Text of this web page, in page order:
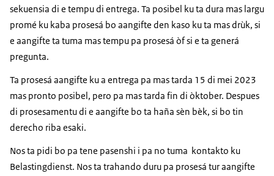
sekuensia di e tempu di entrega. Ta posibel ku ta dura mas largu
promé ku kaba prosesá bo aangifte den kaso ku ta mas drùk, si
e aangifte ta tuma mas tempu pa prosesá òf si e ta generá
pregunta.
Ta prosesá aangifte ku a entrega pa mas tarda 15 di mei 2023
mas pronto posibel, pero pa mas tarda fin di òktober. Despues
di prosesamentu di e aangifte bo ta haña sèn bèk, si bo tin
derecho riba esaki.
Nos ta pidi bo pa tene pasenshi i pa no tuma kontakto ku
Belastingdienst. Nos ta trahando duru pa prosesá tur aangifte